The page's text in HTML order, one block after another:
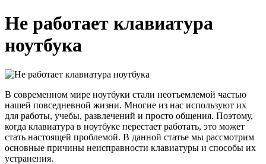
Не работает клавиатура
ноутбука
В современном мире ноутбуки стали неотъемлемой частью
нашей повседневной жизни. Многие из нас используют их
для работы, учебы, развлечений и просто общения. Поэтому,
когда клавиатура в ноутбуке перестает работать, это может
стать настоящей проблемой. В данной статье мы рассмотрим
основные причины неисправности клавиатуры и способы их
устранения.